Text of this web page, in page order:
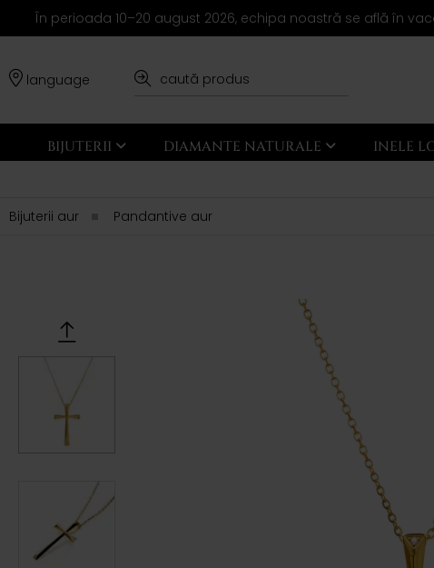
În perioada 10–20 august 2026, echipa noastră se află în
language
BIJUTERII DIAMANTE NATURALE INELE
Bijuterii aur Pandantive aur